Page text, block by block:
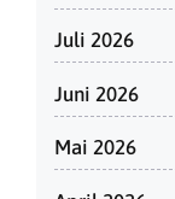
Juli 2026
Juni 2026
Mai 2026